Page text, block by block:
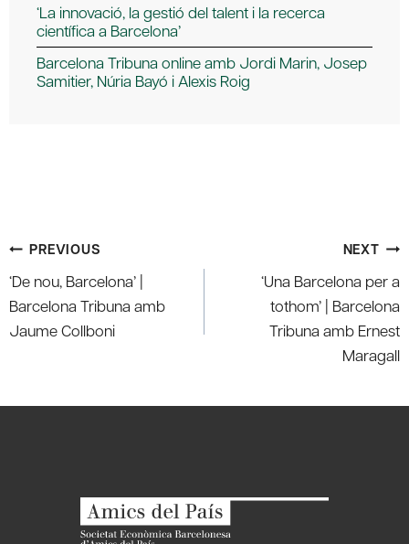
‘La innovació, la gestió del talent i la recerca
científica a Barcelona’
Barcelona Tribuna online amb Jordi Marin, Josep
Samitier, Núria Bayó i Alexis Roig
Post
navigation
PREVIOUS
‘De nou, Barcelona’ |
Barcelona Tribuna amb
Jaume Collboni
NEXT
‘Una Barcelona per a
tothom’ | Barcelona
Tribuna amb Ernest
Maragall